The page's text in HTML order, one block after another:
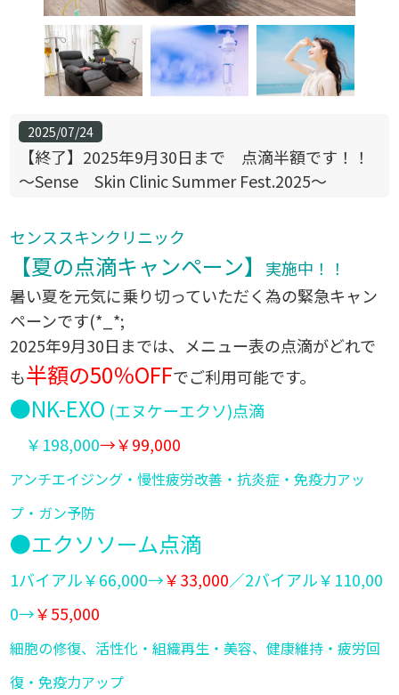
2025/07/24
【終了】2025年9月30日まで 点滴半額です！！
～Sense Skin Clinic Summer Fest.2025～
センススキンクリニック
【夏の点滴キャンペーン】
実施中！！
暑い夏を元気に乗り切っていただく為の緊急キャン
ペーンです(*_*;
2025年9月30日までは、メニュー表の点滴がどれで
も半額の50％OFFでご利用可能です。
●NK-EXO (エヌケーエクソ)点滴
￥198,000→￥99,000
アンチエイジング・慢性疲労改善・抗炎症・免疫力アッ
プ・ガン予防
●エクソソーム点滴
1バイアル￥66,000→￥33,000／2バイアル￥110,00
0→￥55,000
細胞の修復、活性化・組織再生・美容、健康維持・疲労回
復・免疫力アップ